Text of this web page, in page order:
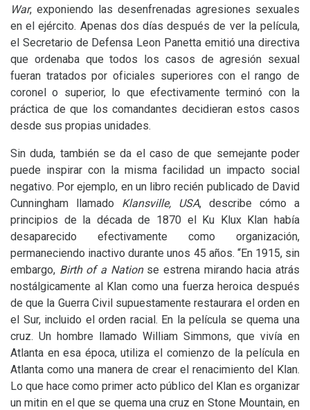
War, exponiendo las desenfrenadas agresiones sexuales
en el ejército. Apenas dos días después de ver la película,
el Secretario de Defensa Leon Panetta emitió una directiva
que ordenaba que todos los casos de agresión sexual
fueran tratados por oficiales superiores con el rango de
coronel o superior, lo que efectivamente terminó con la
práctica de que los comandantes decidieran estos casos
desde sus propias unidades.
Sin duda, también se da el caso de que semejante poder
puede inspirar con la misma facilidad un impacto social
negativo. Por ejemplo, en un libro recién publicado de David
Cunningham llamado Klansville, USA, describe cómo a
principios de la década de 1870 el Ku Klux Klan había
desaparecido efectivamente como organización,
permaneciendo inactivo durante unos 45 años. “En 1915, sin
embargo, Birth of a Nationse estrena mirando hacia atrás
nostálgicamente al Klan como una fuerza heroica después
de que la Guerra Civil supuestamente restaurara el orden en
el Sur, incluido el orden racial. En la película se quema una
cruz. Un hombre llamado William Simmons, que vivía en
Atlanta en esa época, utiliza el comienzo de la película en
Atlanta como una manera de crear el renacimiento del Klan.
Lo que hace como primer acto público del Klan es organizar
un mitin en el que se quema una cruz en Stone Mountain, en